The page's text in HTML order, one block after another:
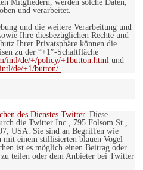
Mitgliedern, werden solche Daten,
und verarbeitet.
und die weitere Verarbeitung und
Ihre diesbezüglichen Rechte und
Ihrer Privatsphäre können die
zu der “+1″-Schaltfläche
intl/de/+/policy/+1button.html und
de/+1/button/.
des Dienstes Twitter. Diese
die Twitter Inc., 795 Folsom St.,
USA. Sie sind an Begriffen wie
einem stillisierten blauen Vogel
ist es möglich einen Beitrag oder
teilen oder dem Anbieter bei Twitter